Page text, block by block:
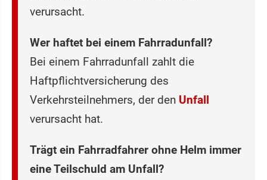
verursacht.
Wer haftet bei einem Fahrradunfall?
Bei einem Fahrradunfall zahlt die
Haftpflichtversicherung des
Verkehrsteilnehmers, der den Unfall
verursacht hat.
Trägt ein Fahrradfahrer ohne Helm immer
eine Teilschuld am Unfall?